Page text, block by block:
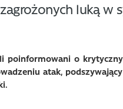
luką w
o
atak,